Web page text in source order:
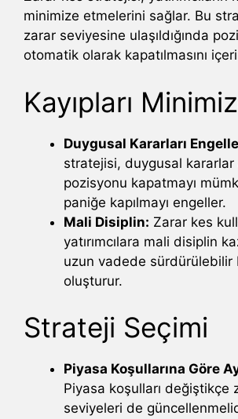
minimize etmelerini sağlar. Bu
zarar seviyesine ulaşıldığında
otomatik olarak kapatılmasını
Kayıpları
Duygusal Kararları
stratejisi, duygusal kararlar
pozisyonu kapatmayı
paniğe kapılmayı engeller.
Mali Disiplin: Zarar kes
yatırımcılara mali disiplin
uzun vadede sürdürülebilir
oluşturur.
Strateji Seçimi
Piyasa Koşullarına Göre
Piyasa koşulları değiştikçe
seviyeleri de